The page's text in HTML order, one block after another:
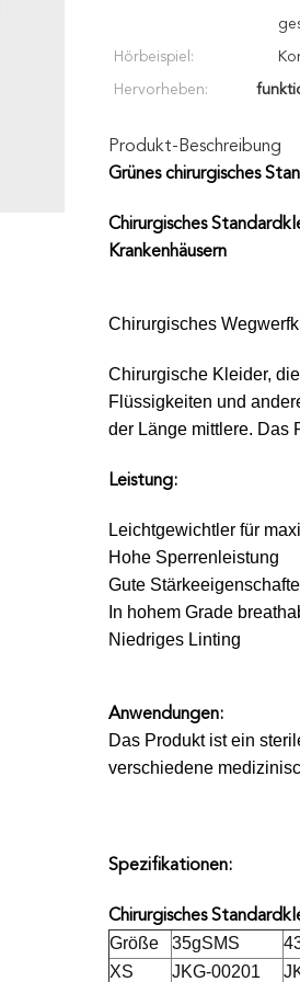
Hörbeispiel:
Hervorheben:
Produkt-Beschreibung
Grünes chirurgisches
Chirurgisches
Krankenhäusern
Chirurgisches
Chirurgische Kleider,
Flüssigkeiten und
der Länge mittlere. Das
Leistung:
Leichtgewichtler für
Hohe Sperrenleistung
Gute
In hohem Grade
Niedriges Linting
Anwendungen:
Das Produkt ist ein
verschiedene
Spezifikationen:
Chirurgisches
Größe
35gSMS
XS
JKG-00201